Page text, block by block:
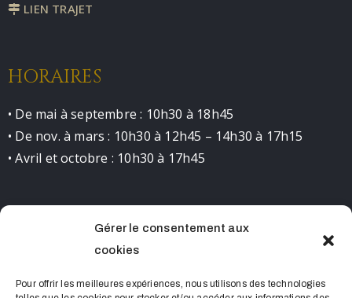
Gérer le consentement aux
cookies
Pour offrir les meilleures expériences, nous utilisons des technologies
LIEN TRAJET
HORAIRES
• De mai à septembre : 10h30 à 18h45
• De nov. à mars : 10h30 à 12h45 – 14h30 à 17h15
• Avril et octobre : 10h30 à 17h45
CONTACT